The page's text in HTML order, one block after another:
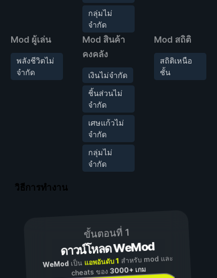
กลุ่มไม่
จำกัด
Mod ผู้เล่น
พลังชีวิตไม่
จำกัด
Mod สินค้า
คงคลัง
เงินไม่จำกัด
ชิ้นส่วนไม่
จำกัด
เศษแก้วไม่
จำกัด
กลุ่มไม่
จำกัด
Mod สถิติ
สถิติเหนือ
ชั้น
วิธีการทำงาน
ขั้นตอนที่ 1
ดาวน์โหลด WeMod
WeModเป็น แอพอันดับ 1 สำหรับ mod และ
cheats ของ3000+ เกม